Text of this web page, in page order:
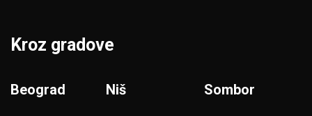
Kroz gradove
Beograd Niš Sombor